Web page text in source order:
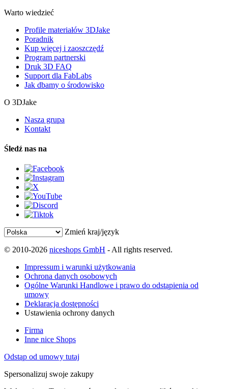
Warto wiedzieć
Profile materiałów 3DJake
Poradnik
Kup więcej i zaoszczędź
Program partnerski
Druk 3D FAQ
Support dla FabLabs
Jak dbamy o środowisko
O 3DJake
Nasza grupa
Kontakt
Śledź nas na
Zmień kraj/język
© 2010-2026 niceshops GmbH - All rights reserved.
Impressum i warunki użytkowania
Ochrona danych osobowych
Ogólne Warunki Handlowe i prawo do odstąpienia od
umowy
Deklaracja dostępności
Ustawienia ochrony danych
Firma
Inne nice Shops
Odstąp od umowy tutaj
Spersonalizuj swoje zakupy